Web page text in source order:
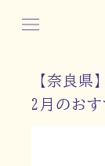
【奈良県
2月のお